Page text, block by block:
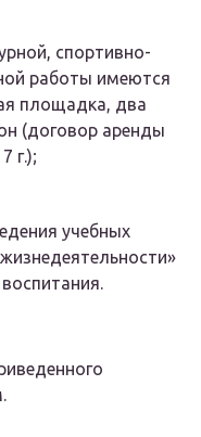
спортивно-
работы имеются
площадка, два
(договор аренды
г.);
учебных